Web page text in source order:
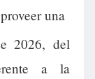
una
2026, del
a la